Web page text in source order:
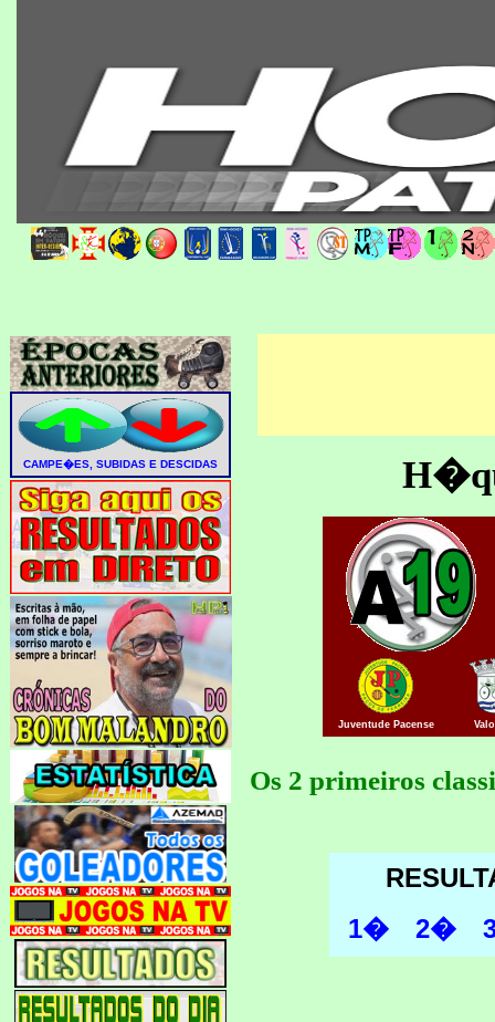
JuventudePacense
Os 2 primeiros
1�
2�